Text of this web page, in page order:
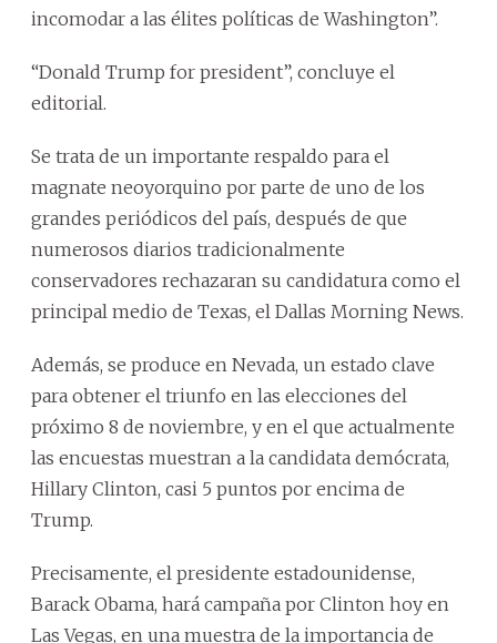
incomodar a las élites políticas de Washington”.
“Donald Trump for president”, concluye el
editorial.
Se trata de un importante respaldo para el
magnate neoyorquino por parte de uno de los
grandes periódicos del país, después de que
numerosos diarios tradicionalmente
conservadores rechazaran su candidatura como el
principal medio de Texas, el Dallas Morning News.
Además, se produce en Nevada, un estado clave
para obtener el triunfo en las elecciones del
próximo 8 de noviembre, y en el que actualmente
las encuestas muestran a la candidata demócrata,
Hillary Clinton, casi 5 puntos por encima de
Trump.
Precisamente, el presidente estadounidense,
Barack Obama, hará campaña por Clinton hoy en
Las Vegas, en una muestra de la importancia de